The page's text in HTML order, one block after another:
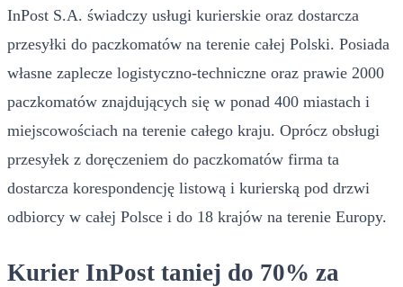
InPost S.A. świadczy usługi kurierskie oraz dostarcza
przesyłki do paczkomatów na terenie całej Polski. Posiada
własne zaplecze logistyczno-techniczne oraz prawie 2000
paczkomatów znajdujących się w ponad 400 miastach i
miejscowościach na terenie całego kraju. Oprócz obsługi
przesyłek z doręczeniem do paczkomatów firma ta
dostarcza korespondencję listową i kurierską pod drzwi
odbiorcy w całej Polsce i do 18 krajów na terenie Europy.
Kurier InPost taniej do 70% za